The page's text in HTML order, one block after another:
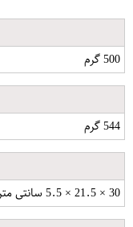
500 گرم
544 گرم
30 × 21.5 × 5.5 سانتی متر سانتی متر